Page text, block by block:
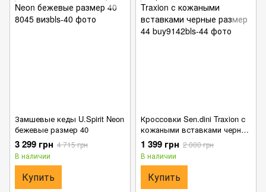
Замшевые кеды U.Spirit Neon
бежевые размер 40
3 299 грн 4 715 грн
В наличии
Купить
Кроссовки Sen.dini Traxion с
кожаными вставками черные
размер 44
1 399 грн 2 000 грн
В наличии
Купить